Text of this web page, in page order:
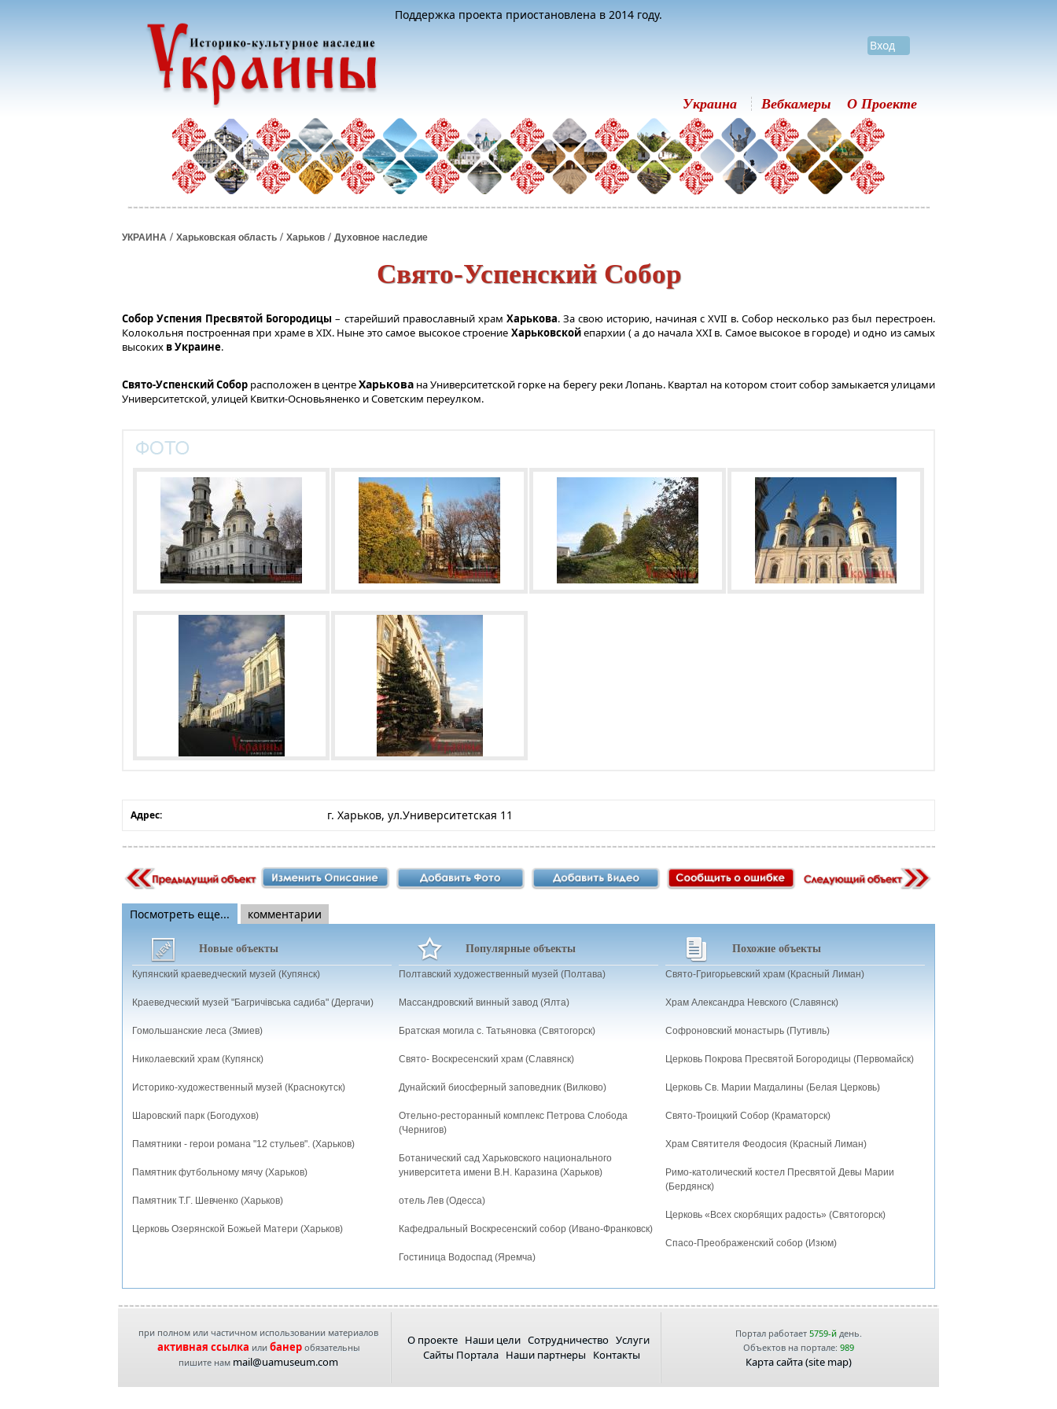
Поддержка проекта приостановлена в 2014 году.
Вход
Украина Вебкамеры О Проекте
УКРАИНА / Харьковская область / Харьков / Духовное наследие
Свято-Успенский Собор
Собор Успения Пресвятой Богородицы – старейший православный храм Харькова. За свою историю, начиная с XVII в. Собор несколько раз был перестроен.
Колокольня построенная при храме в XIX. Ныне это самое высокое строение Харьковскойепархии ( а до начала XXI в. Самое высокое в городе) и одно из самых
высоких в Украине.
Свято-Успенский Собор расположен в центреХарькова на Университетской горке на берегу реки Лопань. Квартал на котором стоит собор замыкается улицами
Университетской, улицей Квитки-Основьяненко и Советским переулком.
Адрес: г. Харьков, ул.Университетская 11
Посмотреть еще... комментарии
Новые объекты Популярные объекты Похожие объекты
Купянский краеведческий музей (Купянск)
Краеведческий музей "Багричівська садиба" (Дергачи)
Гомольшанские леса (Змиев)
Николаевский храм (Купянск)
Историко-художественный музей (Краснокутск)
Шаровский парк (Богодухов)
Памятники - герои романа "12 стульев". (Харьков)
Памятник футбольному мячу (Харьков)
Памятник Т.Г. Шевченко (Харьков)
Церковь Озерянской Божьей Матери (Харьков)
Полтавский художественный музей (Полтава)
Массандровский винный завод (Ялта)
Братская могила с. Татьяновка (Святогорск)
Свято- Воскресенский храм (Славянск)
Дунайский биосферный заповедник (Вилково)
Отельно-ресторанный комплекс Петрова Слобода
(Чернигов)
Ботанический сад Харьковского национального
университета имени В.Н. Каразина (Харьков)
отель Лев (Одесса)
Кафедральный Воскресенский собор (Ивано-Франковск)
Гостиница Водоспад (Яремча)
Свято-Григорьевский храм (Красный Лиман)
Храм Александра Невского (Славянск)
Софроновский монастырь (Путивль)
Церковь Покрова Пресвятой Богородицы (Первомайск)
Церковь Св. Марии Магдалины (Белая Церковь)
Свято-Троицкий Собор (Краматорск)
Храм Святителя Феодосия (Красный Лиман)
Римо-католический костел Пресвятой Девы Марии
(Бердянск)
Церковь «Всех скорбящих радость» (Святогорск)
Спасо-Преображенский собор (Изюм)
при полном или частичном использовании материалов
активная ссылка или банеробязательны
пишите нам mail@uamuseum.com
О проекте Наши цели Сотрудничество Услуги
Сайты Портала Наши партнеры Контакты
Портал работает 5759-йдень.
Объектов на портале: 989
Карта сайта (site map)